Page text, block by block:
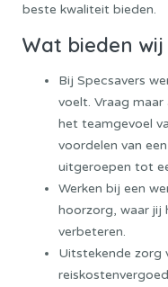
beste kwaliteit bieden.
Wat bieden wij
Bij Specsavers
voelt. Vraag maar
het teamgevoel
voordelen van
uitgeroepen tot
Werken bij een
hoorzorg, waar jij
verbeteren.
Uitstekende zorg